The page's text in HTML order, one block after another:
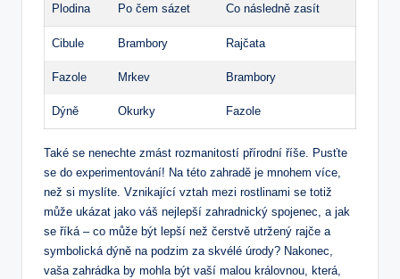
Plodina Po čem sázet Co následně zasít
Cibule Brambory Rajčata
Fazole Mrkev Brambory
Dýně Okurky Fazole
Také se nenechte zmást rozmanitostí přírodní říše. Pusťte
se do experimentování! Na této zahradě je mnohem více,
než si myslíte. Vznikající vztah mezi rostlinami se totiž
může ukázat jako váš nejlepší zahradnický spojenec, a jak
se říká – co může být lepší než čerstvě utržený rajče a
symbolická dýně na podzim za skvélé úrody? Nakonec,
vaša zahrádka by mohla být vaší malou královnou, která,